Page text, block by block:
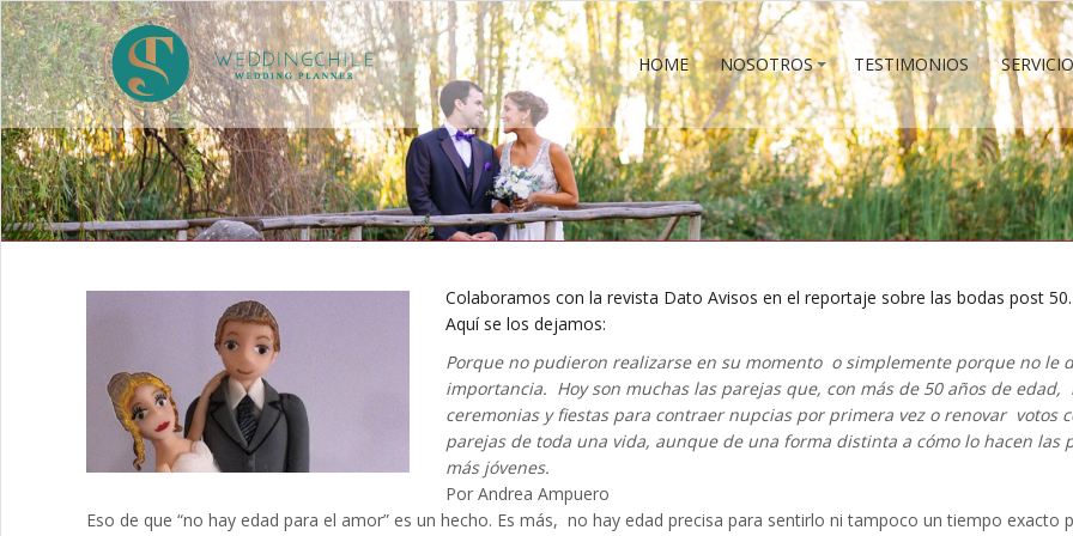
HOME NOSOTROS TESTIMONIOS
Colaboramos con la revista Dato Avisos en el reportaje sobre las bodas post 50.
Aquí se los dejamos:
Porque no pudieron realizarse en su momento o simplemente porque no le
importancia. Hoy son muchas las parejas que, con más de 50 años de edad,
ceremonias y fiestas para contraer nupcias por primera vez o renovar votos
parejas de toda una vida, aunque de una forma distinta a cómo lo hacen las
más jóvenes.
Por Andrea Ampuero
Eso de que “no hay edad para el amor” es un hecho. Es más, no hay edad precisa para sentirlo ni tampoco un tiempo exacto